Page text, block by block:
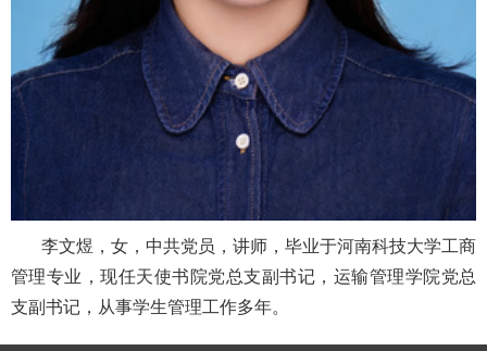
李文煜，女，中共党员，讲师，毕业于河南科技大学工商
管理专业，现任天使书院党总支副书记，运输管理学院党总
支副书记，从事学生管理工作多年。